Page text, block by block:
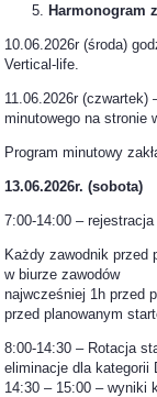
Harmonogram
10.06.2026r (środa)
Vertical-life.
11.06.2026r (czwartek)
minutowego na
Program minutowy
13.06.2026r. (sobota)
7:00-14:00 –
Każdy zawodnik przed
w biurze zawodów
najwcześniej 1h przed
przed planowanym
8:00-14:30 – Rotacja
eliminacje dla kategorii
14:30 – 15:00 – wyniki